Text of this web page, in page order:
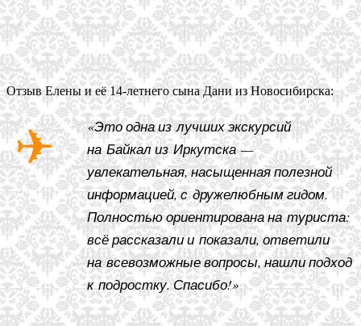
Отзыв Елены и её 14-летнего сына Дани из Новосибирска:
«Это одна из лучших экскурсий
на Байкал из Иркутска —
увлекательная, насыщенная полезной
информацией, с дружелюбным гидом.
Полностью ориентирована на туриста:
всё рассказали и показали, ответили
на всевозможные вопросы, нашли подход
к подростку. Спасибо!»